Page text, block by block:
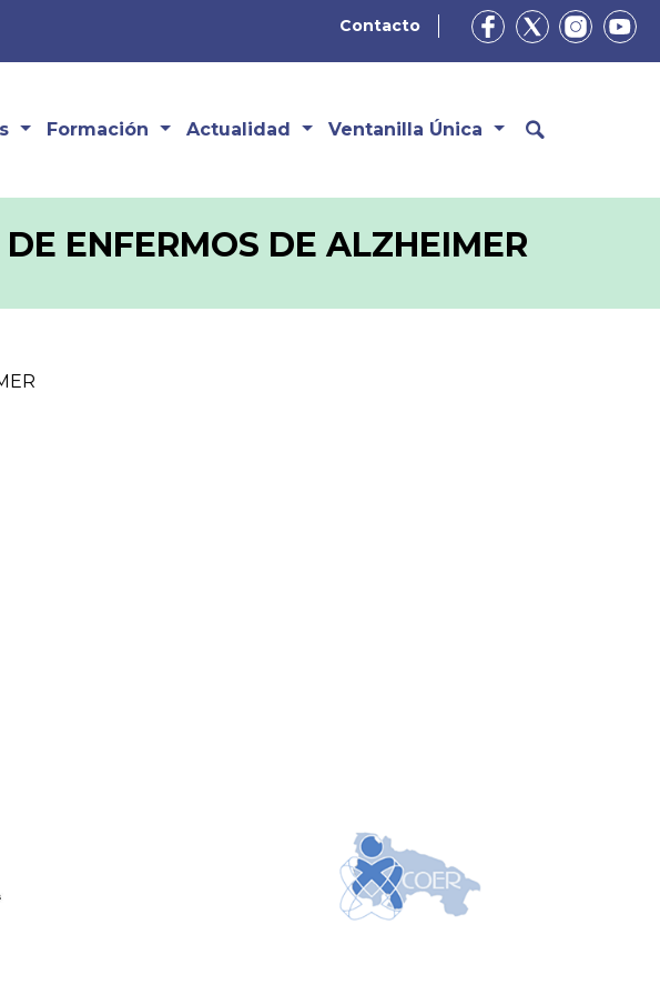
Contacto
Formación Actualidad Ventanilla Única
ENFERMOS DE ALZHEIMER